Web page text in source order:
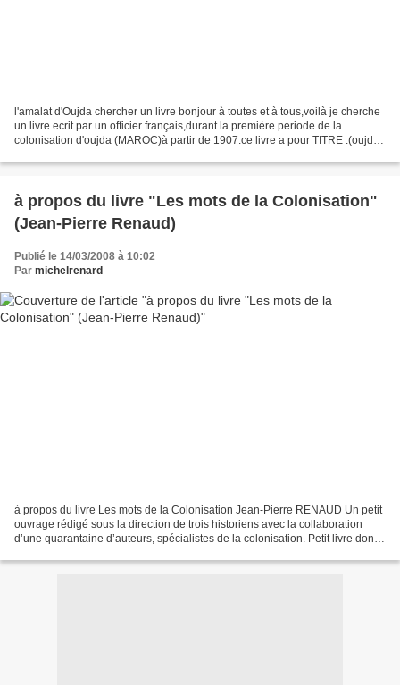
l'amalat d'Oujda chercher un livre bonjour à toutes et à tous,voilà je cherche
un livre ecrit par un officier français,durant la première periode de la
colonisation d'oujda (MAROC)à partir de 1907.ce livre a pour TITRE :(oujda
à propos du livre "Les mots de la Colonisation"
(Jean-Pierre Renaud)
Publié le 14/03/2008 à 10:02
Par michelrenard
à propos du livre Les mots de la Colonisation Jean-Pierre RENAUD Un petit
ouvrage rédigé sous la direction de trois historiens avec la collaboration
d’une quarantaine d’auteurs, spécialistes de la colonisation. Petit livre dont